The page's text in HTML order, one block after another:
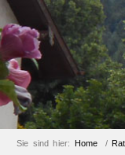
Sie sind hier: Home /